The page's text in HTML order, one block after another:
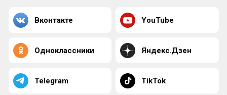
Вконтакте YouTube
Одноклассники Яндекс.Дзен
Telegram TikTok